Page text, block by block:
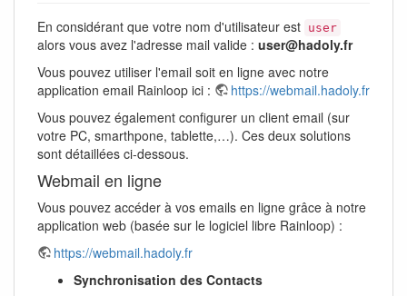
En considérant que votre nom d'utilisateur est user
alors vous avez l'adresse mail valide : user@hadoly.fr
Vous pouvez utiliser l'email soit en ligne avec notre
application email Rainloop ici :
https://webmail.hadoly.fr
Vous pouvez également configurer un client email (sur
votre PC, smarthpone, tablette,…). Ces deux solutions
sont détaillées ci-dessous.
Webmail en ligne
Vous pouvez accéder à vos emails en ligne grâce à notre
application web (basée sur le logiciel libre Rainloop) :
https://webmail.hadoly.fr
Synchronisation des Contacts